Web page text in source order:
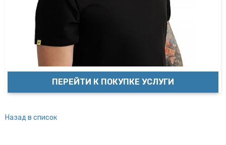
ПЕРЕЙТИ К ПОКУПКЕ УСЛУГИ
Назад в список